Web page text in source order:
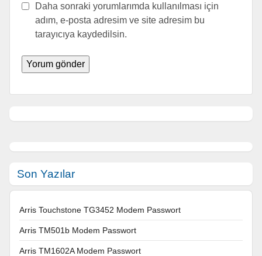
Daha sonraki yorumlarımda kullanılması için
adım, e-posta adresim ve site adresim bu
tarayıcıya kaydedilsin.
Son Yazılar
Arris Touchstone TG3452 Modem Passwort
Arris TM501b Modem Passwort
Arris TM1602A Modem Passwort